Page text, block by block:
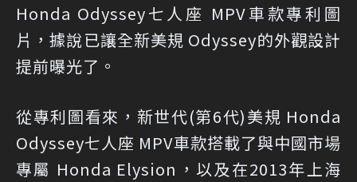
Honda Odyssey七人座 MPV車款專利圖
片，據說已讓全新美規 Odyssey的外觀設計
提前曝光了。
從專利圖看來，新世代(第6代)美規 Honda
Odyssey七人座 MPV車款搭載了與中國市場
專屬 Honda Elysion，以及在2013年上海